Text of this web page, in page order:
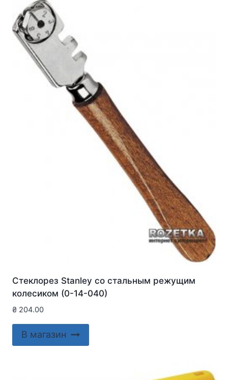
Стеклорез Stanley со стальным режущим
колесиком (0-14-040)
₴ 204.00
В магазин